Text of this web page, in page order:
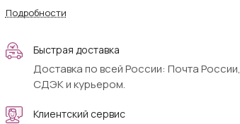
Подробности
Быстрая доставка
Доставка по всей России: Почта России,
СДЭК и курьером.
Клиентский сервис